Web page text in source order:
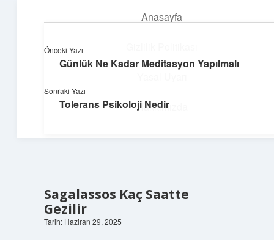
Anasayfa
Hakkımızda
Dijital Dünya Günlüğü
Sagalassos Kaç Saatte
Gezilir
Tarih: Haziran 29, 2025
Önceki Yazı
Günlük Ne Kadar Meditasyon Yapılmalı
Sonraki Yazı
Tolerans Psikoloji Nedir